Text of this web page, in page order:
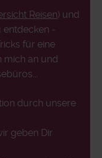
Reisen) und
entdecken -
für eine
mich an und
durch unsere
geben Dir